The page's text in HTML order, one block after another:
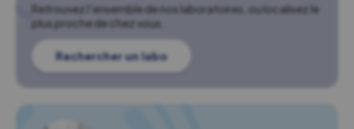
Retrouvez l'ensemble de nos laboratoires, ou localisez le
plus proche de chez vous.
Rechercher un labo